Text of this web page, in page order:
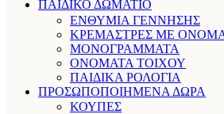
ΠΑΙΔΙΚΟ ΔΩΜΑΤΙΟ
ΕΝΘΥΜΙΑ ΓΕΝΝΗΣΗΣ
ΚΡΕΜΑΣΤΡΕΣ ΜΕ
ΜΟΝΟΓΡΑΜΜΑΤΑ
ΟΝΟΜΑΤΑ ΤΟΙΧΟΥ
ΠΑΙΔΙΚΑ ΡΟΛΟΓΙΑ
ΠΡΟΣΩΠΟΠΟΙΗΜΕΝΑ ΔΩΡΑ
ΚΟΥΠΕΣ